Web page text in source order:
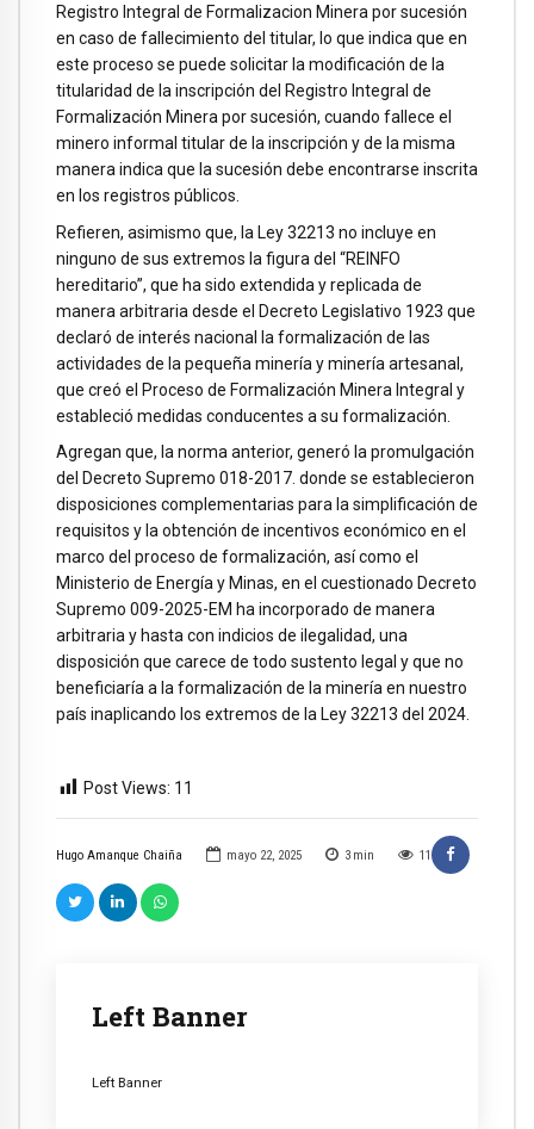
Hugo Amanque Chaiña mayo 22, 2025 3 min 11
Left Banner
Left Banner
Registro Integral de Formalizacion Minera por sucesión
en caso de fallecimiento del titular, lo que indica que en
este proceso se puede solicitar la modificación de la
titularidad de la inscripción del Registro Integral de
Formalización Minera por sucesión, cuando fallece el
minero informal titular de la inscripción y de la misma
manera indica que la sucesión debe encontrarse inscrita
en los registros públicos.
Refieren, asimismo que, la Ley 32213 no incluye en
ninguno de sus extremos la figura del “REINFO
hereditario”, que ha sido extendida y replicada de
manera arbitraria desde el Decreto Legislativo 1923 que
declaró de interés nacional la formalización de las
actividades de la pequeña minería y minería artesanal,
que creó el Proceso de Formalización Minera Integral y
estableció medidas conducentes a su formalización.
Agregan que, la norma anterior, generó la promulgación
del Decreto Supremo 018-2017. donde se establecieron
disposiciones complementarias para la simplificación de
requisitos y la obtención de incentivos económico en el
marco del proceso de formalización, así como el
Ministerio de Energía y Minas, en el cuestionado Decreto
Supremo 009-2025-EM ha incorporado de manera
arbitraria y hasta con indicios de ilegalidad, una
disposición que carece de todo sustento legal y que no
beneficiaría a la formalización de la minería en nuestro
país inaplicando los extremos de la Ley 32213 del 2024.
Post Views: 11